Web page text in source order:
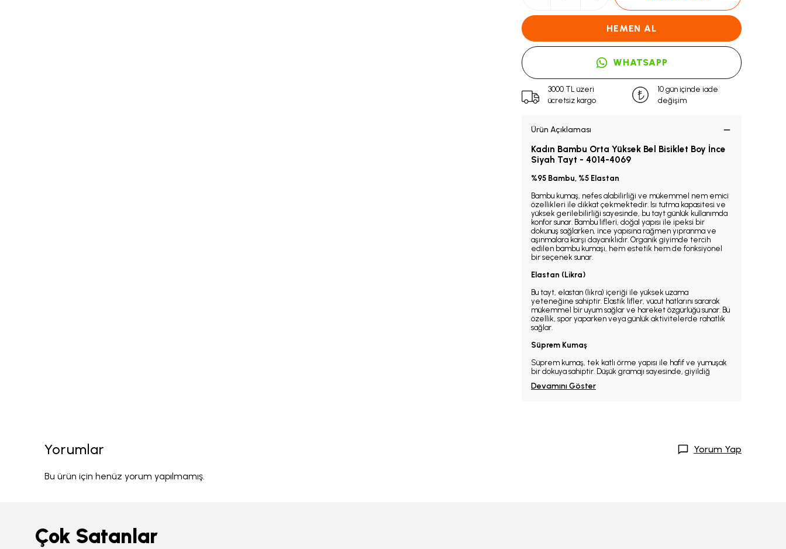
HEMEN AL
WHATSAPP
3000 TL üzeri
ücretsiz kargo
10 gün içinde iade
değişim
Ürün Açıklaması
Kadın Bambu Orta Yüksek Bel Bisiklet Boy İnce
Siyah Tayt - 4014-4069
%95 Bambu, %5 Elastan
Bambu kumaş, nefes alabilirliği ve mükemmel nem emici
özellikleri ile dikkat çekmektedir. Isı tutma kapasitesi ve
yüksek gerilebilirliği sayesinde, bu tayt günlük kullanımda
konfor sunar. Bambu lifleri, doğal yapısı ile ipeksi bir
dokunuş sağlarken, ince yapısına rağmen yıpranma ve
aşınmalara karşı dayanıklıdır. Organik giyimde tercih
edilen bambu kumaşı, hem estetik hem de fonksiyonel
bir seçenek sunar.
Elastan (Likra)
Bu tayt, elastan (likra) içeriği ile yüksek uzama
yeteneğine sahiptir. Elastik lifler, vücut hatlarını sararak
mükemmel bir uyum sağlar ve hareket özgürlüğü sunar. Bu
özellik, spor yaparken veya günlük aktivitelerde rahatlık
sağlar.
Süprem Kumaş
Süprem kumaş, tek katlı örme yapısı ile hafif ve yumuşak
bir dokuya sahiptir. Düşük gramajı sayesinde, giyildiğ
Devamını Göster
Yorumlar Yorum Yap
Bu ürün için henüz yorum yapılmamış.
Çok Satanlar